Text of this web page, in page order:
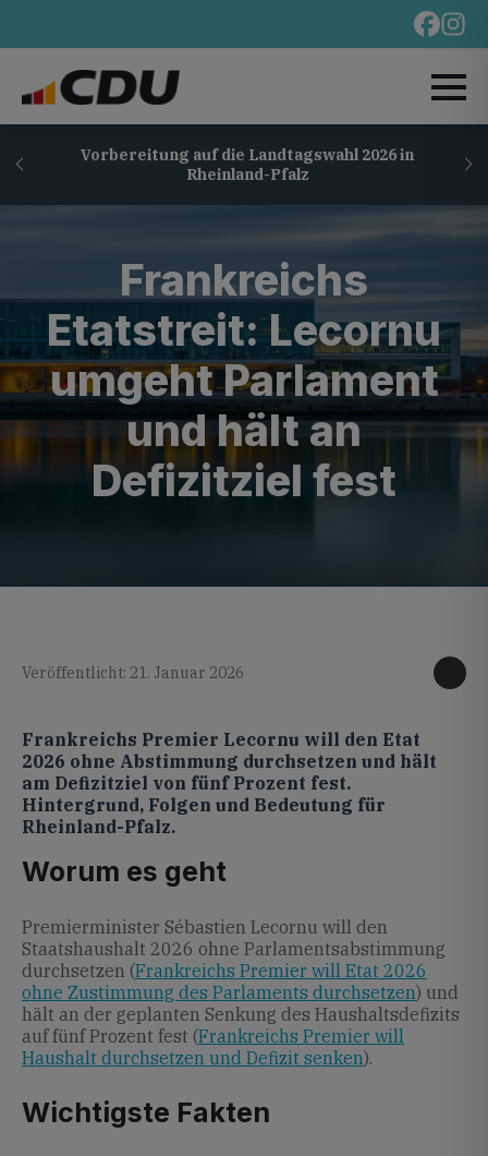
Vorbereitung auf die Landtagswahl 2026 in
Rheinland-Pfalz
Frankreichs
Etatstreit: Lecornu
umgeht Parlament
und hält an
Defizitziel fest
Veröffentlicht: 21. Januar 2026
Frankreichs Premier Lecornu will den Etat
2026 ohne Abstimmung durchsetzen und hält
am Defizitziel von fünf Prozent fest.
Hintergrund, Folgen und Bedeutung für
Rheinland-Pfalz.
Worum es geht
Premierminister Sébastien Lecornu will den
Staatshaushalt 2026 ohne Parlamentsabstimmung
durchsetzen (Frankreichs Premier will Etat 2026
ohne Zustimmung des Parlaments durchsetzen) und
hält an der geplanten Senkung des Haushaltsdefizits
auf fünf Prozent fest (Frankreichs Premier will
Haushalt durchsetzen und Defizit senken).
Wichtigste Fakten